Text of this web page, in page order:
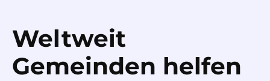
Weltweit
Gemeinden helfen